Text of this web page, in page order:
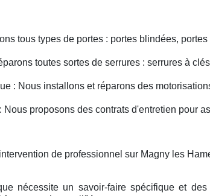
tous types de portes : portes blindées,
toutes sortes de serrures : serrures à
: Nous installons et réparons des
proposons des contrats d'entretien pour
de professionnel sur Magny les
nécessite un savoir-faire spécifique et